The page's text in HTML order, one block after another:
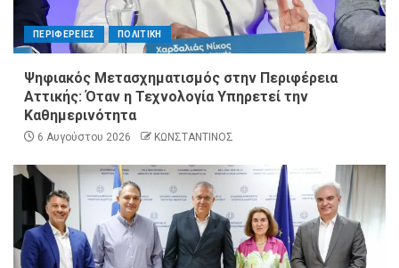
ΠΕΡΙΦΕΡΕΙΕΣ ΠΟΛΙΤΙΚΗ
Ψηφιακός Μετασχηματισμός στην Περιφέρεια
Αττικής: Όταν η Τεχνολογία Υπηρετεί την
Καθημερινότητα
6 Αυγούστου 2026 ΚΩΝΣΤΑΝΤΙΝΟΣ